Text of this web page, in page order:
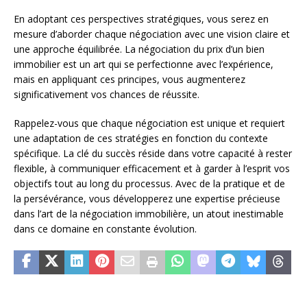
En adoptant ces perspectives stratégiques, vous serez en
mesure d’aborder chaque négociation avec une vision claire et
une approche équilibrée. La négociation du prix d’un bien
immobilier est un art qui se perfectionne avec l’expérience,
mais en appliquant ces principes, vous augmenterez
significativement vos chances de réussite.
Rappelez-vous que chaque négociation est unique et requiert
une adaptation de ces stratégies en fonction du contexte
spécifique. La clé du succès réside dans votre capacité à rester
flexible, à communiquer efficacement et à garder à l’esprit vos
objectifs tout au long du processus. Avec de la pratique et de
la persévérance, vous développerez une expertise précieuse
dans l’art de la négociation immobilière, un atout inestimable
dans ce domaine en constante évolution.